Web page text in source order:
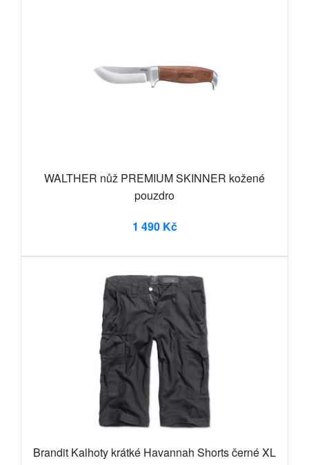
WALTHER nůž PREMIUM SKINNER kožené
pouzdro
1 490 Kč
Brandit Kalhoty krátké Havannah Shorts černé XL